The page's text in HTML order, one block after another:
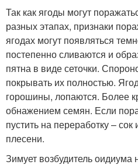
Так как ягоды могут
разных этапах, признаки
ягодах могут появляться
постепенно сливаются и
пятна в виде сеточки.
покрывать их полностью.
горошины, лопаются. Более
обнажением семян. Если
пустить на переработку – сок
плесени.
Зимует возбудитель